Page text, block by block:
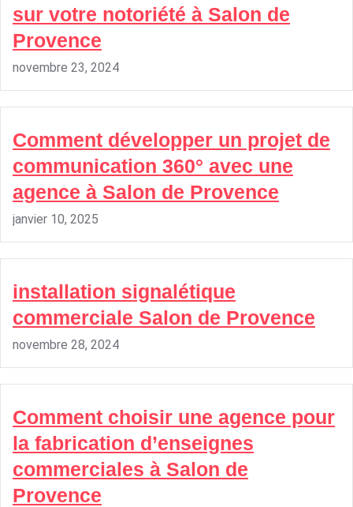
sur votre notoriété à Salon de
Provence
novembre 23, 2024
Comment développer un projet de
communication 360° avec une
agence à Salon de Provence
janvier 10, 2025
installation signalétique
commerciale Salon de Provence
novembre 28, 2024
Comment choisir une agence pour
la fabrication d’enseignes
commerciales à Salon de
Provence